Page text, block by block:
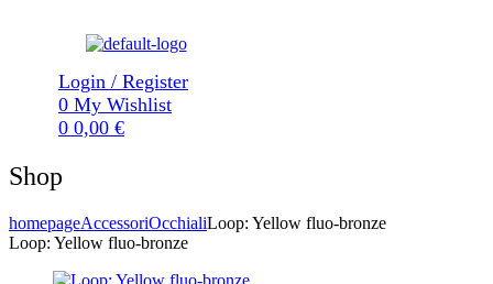
Login / Register
0 My Wishlist
0 0,00 €
Shop
homepageAccessoriOcchialiLoop: Yellow fluo-bronze
Loop: Yellow fluo-bronze